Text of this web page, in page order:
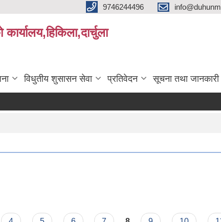
9746244496
विधुतीय शुसासन सेवा प्रतिवेदन सूचना तथा जानकारी